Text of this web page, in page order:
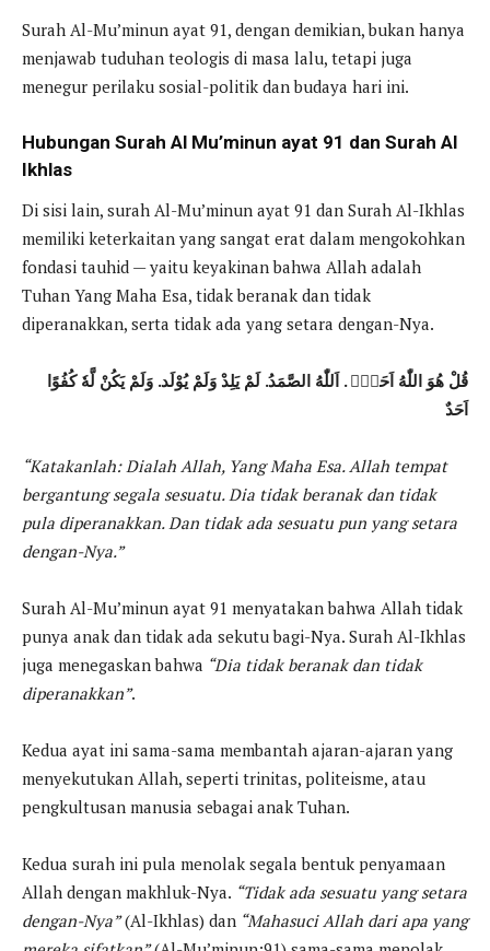
Surah Al-Mu’minun ayat 91, dengan demikian, bukan hanya
menjawab tuduhan teologis di masa lalu, tetapi juga
menegur perilaku sosial-politik dan budaya hari ini.
Hubungan Surah Al Mu’minun ayat 91 dan Surah Al
Ikhlas
Di sisi lain, surah Al-Mu’minun ayat 91 dan Surah Al-Ikhlas
memiliki keterkaitan yang sangat erat dalam mengokohkan
fondasi tauhid — yaitu keyakinan bahwa Allah adalah
Tuhan Yang Maha Esa, tidak beranak dan tidak
diperanakkan, serta tidak ada yang setara dengan-Nya.
قُلْ هُوَ اللّٰهُ اَحَدٌۚ . اَللّٰهُ الصَّمَدُ. لَمْ يَلِدْ وَلَمْ يُوْلَد. وَلَمْ يَكُنْ لَّهٗ كُفُوًا
اَحَدٌ
“Katakanlah: Dialah Allah, Yang Maha Esa. Allah tempat
bergantung segala sesuatu. Dia tidak beranak dan tidak
pula diperanakkan. Dan tidak ada sesuatu pun yang setara
dengan-Nya.”
Surah Al-Mu’minun ayat 91 menyatakan bahwa Allah tidak
punya anak dan tidak ada sekutu bagi-Nya. Surah Al-Ikhlas
juga menegaskan bahwa “Dia tidak beranak dan tidak
diperanakkan”.
Kedua ayat ini sama-sama membantah ajaran-ajaran yang
menyekutukan Allah, seperti trinitas, politeisme, atau
pengkultusan manusia sebagai anak Tuhan.
Kedua surah ini pula menolak segala bentuk penyamaan
Allah dengan makhluk-Nya. “Tidak ada sesuatu yang setara
dengan-Nya”(Al-Ikhlas) dan “Mahasuci Allah dari apa yang